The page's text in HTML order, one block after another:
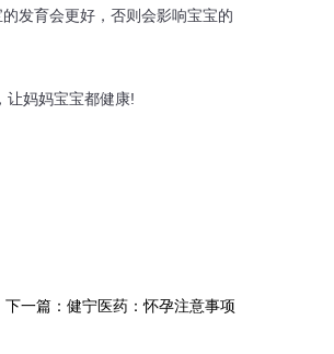
发育会更好，否则会影响宝宝的
妈妈宝宝都健康!
下一篇：健宁医药：怀孕注意事项